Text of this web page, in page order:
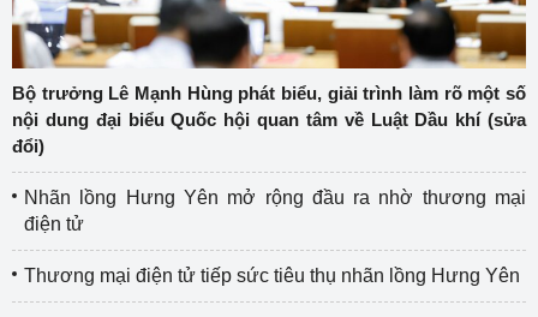
Bộ trưởng Lê Mạnh Hùng phát biểu, giải trình làm rõ một số
nội dung đại biểu Quốc hội quan tâm về Luật Dầu khí (sửa
đổi)
Nhãn lồng Hưng Yên mở rộng đầu ra nhờ thương mại
điện tử
Thương mại điện tử tiếp sức tiêu thụ nhãn lồng Hưng Yên